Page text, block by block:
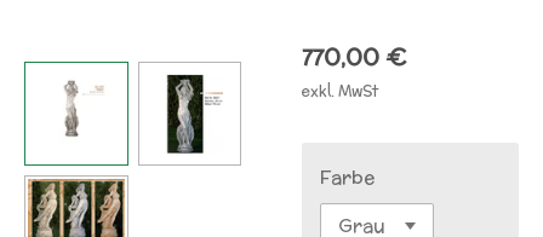
770,00 €
exkl. MwSt
Farbe